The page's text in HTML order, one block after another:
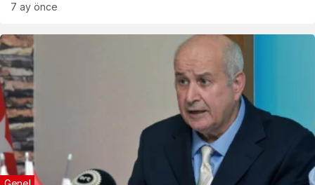
7 ay önce